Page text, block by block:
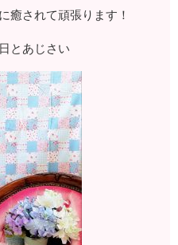
癒されて頑張ります！
とあじさい